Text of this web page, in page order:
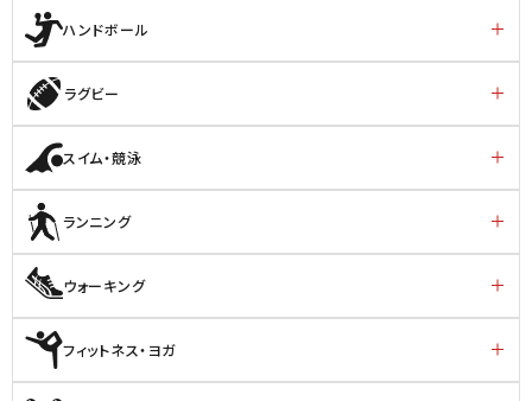
ハンドボール
ラグビー
スイム・競泳
ランニング
ウォーキング
フィットネス・ヨガ